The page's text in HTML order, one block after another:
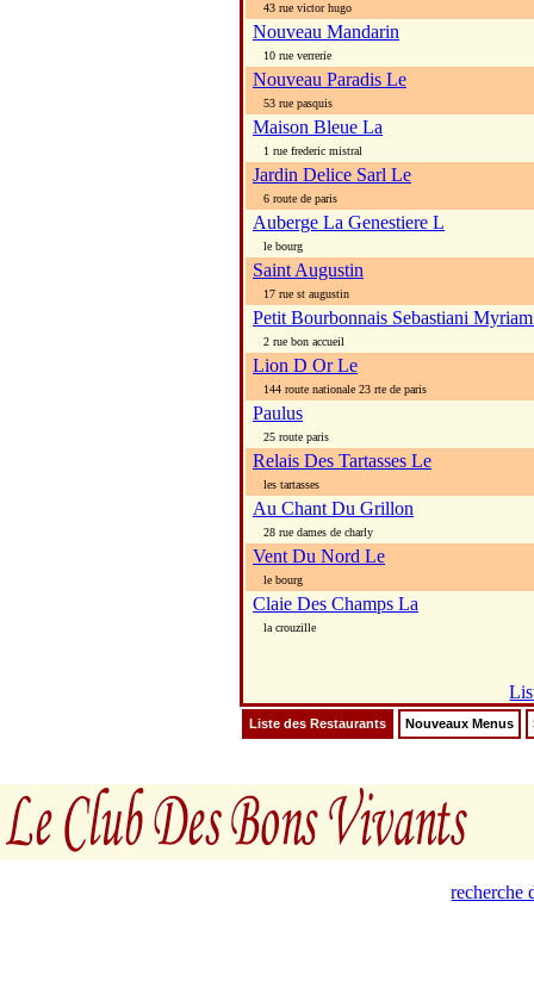
43 rue victor hugo
Nouveau Mandarin
10 rue verrerie
Nouveau Paradis Le
53 rue pasquis
Maison Bleue La
1 rue frederic mistral
Jardin Delice Sarl Le
6 route de paris
Auberge La Genestiere L
le bourg
Saint Augustin
17 rue st augustin
Petit Bourbonnais Sebastiani
2 rue bon accueil
Lion D Or Le
144 route nationale 23 rte de paris
Paulus
25 route paris
Relais Des Tartasses Le
les tartasses
Au Chant Du Grillon
28 rue dames de charly
Vent Du Nord Le
le bourg
Claie Des Champs La
la crouzille
Liste des Restaurants Nouveaux Menus
recherche